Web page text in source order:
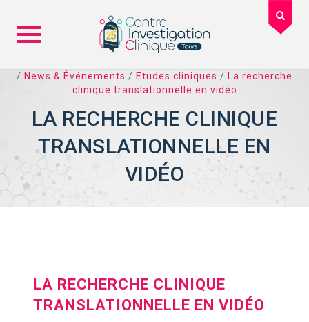
Skip
/ News & Événements / Etudes cliniques / La recherche
clinique translationnelle en vidéo
LA RECHERCHE CLINIQUE
TRANSLATIONNELLE EN
VIDÉO
LA RECHERCHE CLINIQUE
TRANSLATIONNELLE EN VIDÉO